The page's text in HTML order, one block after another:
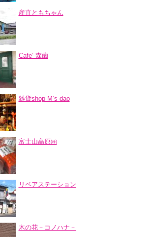
産直ともちゃん
Cafe’ 森薗
雑貨shop M’s dao
富士山高原㈱
リペアステーション
木の花－コノハナ－